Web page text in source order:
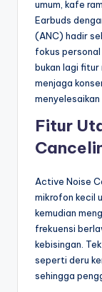
umum, kafe
Earbuds
(ANC) hadir
fokus personal
bukan lagi fitur
menjaga
menyelesaikan
Fitur
Active Noise
mikrofon kecil
kemudian
frekuensi
kebisingan.
seperti deru
sehingga